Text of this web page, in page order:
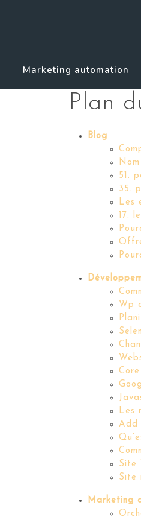
Marketing automation
Plan
Blog
51.
35.
Les
17.
Wp
Les
Add
Site
Site
Marketing